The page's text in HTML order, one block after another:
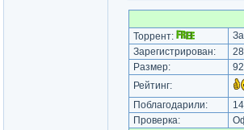
Торрент:
Зарегистрирован:
Размер:
Рейтинг:
Поблагодарили:
Проверка: